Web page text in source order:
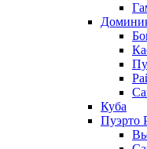
Куба
Пуэрто